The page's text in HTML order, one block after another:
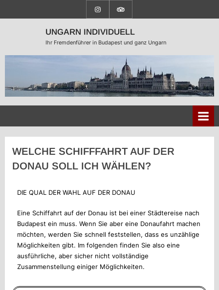
UNGARN INDIVIDUELL
Ihr Fremdenführer in Budapest und ganz Ungarn
WELCHE SCHIFFFAHRT AUF DER
DONAU SOLL ICH WÄHLEN?
DIE QUAL DER WAHL AUF DER DONAU
Eine Schiffahrt auf der Donau ist bei einer Städtereise nach
Budapest ein muss. Wenn Sie aber eine Donaufahrt machen
möchten, werden Sie schnell feststellen, dass es unzählige
Möglichkeiten gibt. Im folgenden finden Sie also eine
ausführliche, aber sicher nicht vollständige
Zusammenstellung einiger Möglichkeiten.